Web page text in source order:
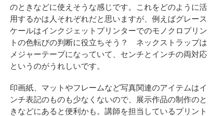
のときなどに使えそうな感じです。これをどのように活
用するかは人それぞれだと思いますが、例えばグレース
ケールはインクジェットプリンターでのモノクロプリン
トの色転びの判断に役立ちそう？ ネックストラップは
メジャーテープになっていて、センチとインチの両対応
というのがうれしいです。
印画紙、マットやフレームなど写真関連のアイテムはイ
ンチ表記のものも少なくないので、展示作品の制作のと
きなどにあると便利かも。講師を担当しているプリント